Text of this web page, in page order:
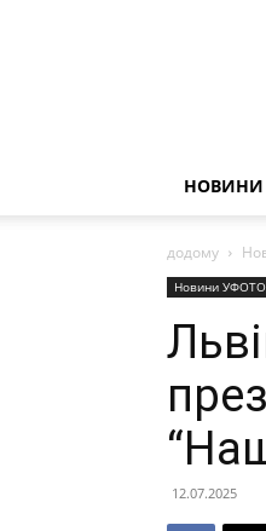
НОВИНИ
додому
Новини УФОТО
12.07.2025